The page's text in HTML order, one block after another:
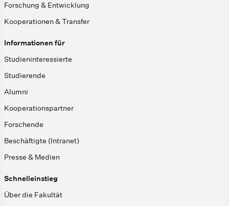
Forschung & Entwicklung
Kooperationen & Transfer
Informationen für
Studieninteressierte
Studierende
Alumni
Kooperationspartner
Forschende
Beschäftigte (Intranet)
Presse & Medien
Schnelleinstieg
Über die Fakultät